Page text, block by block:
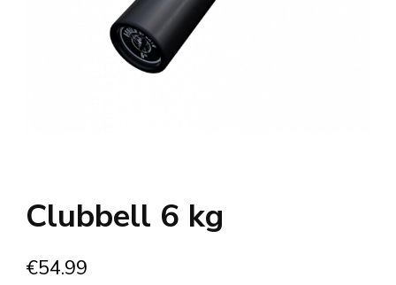
Clubbell 6 kg
€54.99